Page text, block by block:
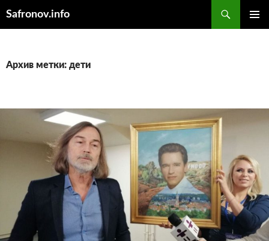
Safronov.info
Архив метки: дети